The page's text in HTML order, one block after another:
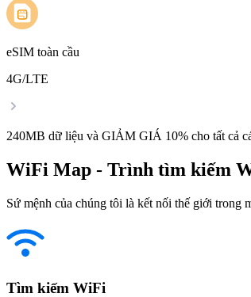
eSIM toàn cầu
4G/LTE
240MB dữ liệu và GIẢM GIÁ 10% cho tất cả
WiFi Map - Trình tìm kiếm
Sứ mệnh của chúng tôi là kết nối thế giới trong
Tìm kiếm WiFi